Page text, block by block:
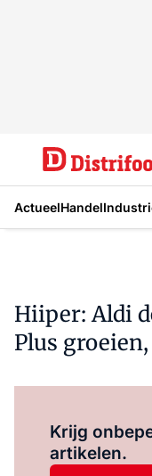
ActueelHandel
Hiiper: Aldi
Plus
Krijg
artikelen.